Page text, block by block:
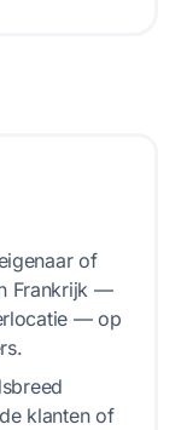
of
Frankrijk —
— op
klanten of